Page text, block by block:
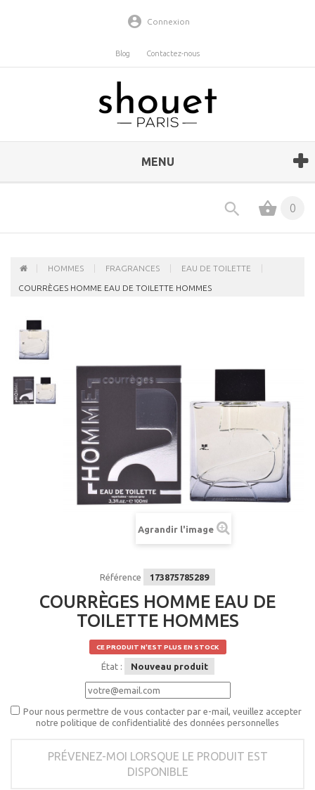
Connexion
Blog Contactez-nous
MENU
0
HOMMES FRAGRANCES EAU DE TOILETTE
COURRÈGES HOMME EAU DE TOILETTE HOMMES
Agrandir l'image
Référence 173875785289
COURRÈGES HOMME EAU DE
TOILETTE HOMMES
CE PRODUIT N'EST PLUS EN STOCK
État : Nouveau produit
Pour nous permettre de vous contacter par e-mail, veuillez accepter
notre politique de confidentialité des données personnelles
PRÉVENEZ-MOI LORSQUE LE PRODUIT EST
DISPONIBLE